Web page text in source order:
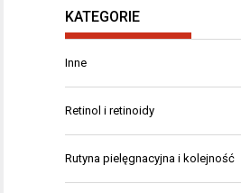
KATEGORIE
Inne
Retinol i retinoidy
Rutyna pielęgnacyjna i kolejność